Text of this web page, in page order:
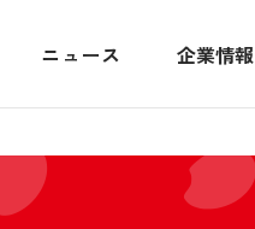
ニュース 企業情報